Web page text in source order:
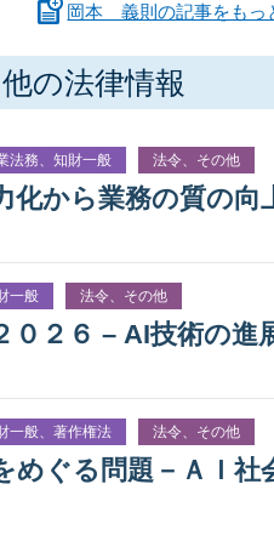
岡本 義則の記事をもっ
の法律情報
法務、知財一般 法令、その他
化から業務の質の向
一般 法令、その他
０２６ – AI技術の進
一般、著作権法 法令、その他
めぐる問題－ＡＩ社